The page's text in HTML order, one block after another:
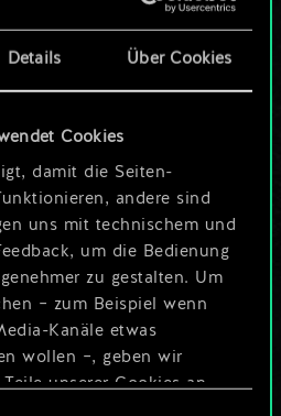
Details Über Cookies
Cookies
damit die Seiten-
andere sind
uns mit technischem und
um die Bedienung
zu gestalten. Um
– zum Beispiel wenn
Kanäle etwas
wollen –, geben wir
unserer Cookies an
so viel
kann!
und Leitfaden
bearbeiten
ODER